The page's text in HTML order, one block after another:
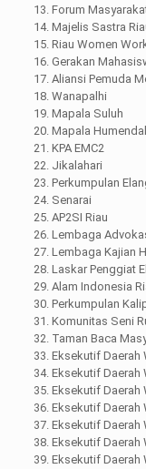
13. Forum
14. Majelis Sastra
15. Riau Women
16. Gerakan
17. Aliansi Pemuda
18. Wanapalhi
19. Mapala Suluh
20. Mapala
21. KPA EMC2
22. Jikalahari
23. Perkumpulan
24. Senarai
25. AP2SI Riau
26. Lembaga
27. Lembaga Kajian
28. Laskar Penggiat
29. Alam Indonesia
30. Perkumpulan
31. Komunitas Seni
32. Taman Baca
33. Eksekutif Daerah
34. Eksekutif Daerah
35. Eksekutif Daerah
36. Eksekutif Daerah
37. Eksekutif Daerah
38. Eksekutif Daerah
39. Eksekutif Daerah